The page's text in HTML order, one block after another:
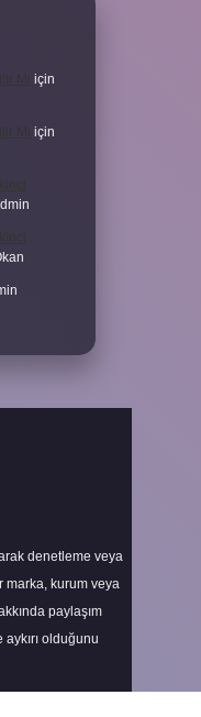
Mi
için
Mi için
denetleme veya
marka, kurum veya
paylaşım
olduğunu